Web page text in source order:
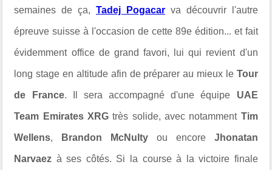
semaines de ça,Tadej Pogacarva découvrir l'autre
épreuve suisse à l'occasion de cette 89e édition... et fait
évidemment office de grand favori, lui qui revient d'un
long stage en altitude afin de préparer au mieux leTour
de France. Il sera accompagné d'une équipe UAE
Team Emirates XRG très solide, avec notammentTim
Wellens, Brandon McNulty ou encore Jhonatan
Narvaez à ses côtés. Si la course à la victoire finale